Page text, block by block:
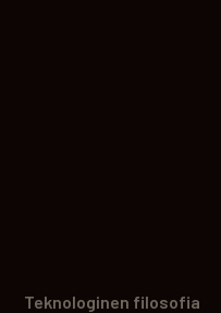
Teknologinen filosofia